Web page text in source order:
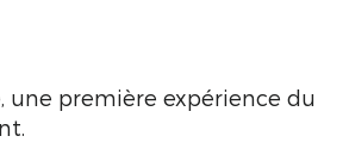
une première expérience du